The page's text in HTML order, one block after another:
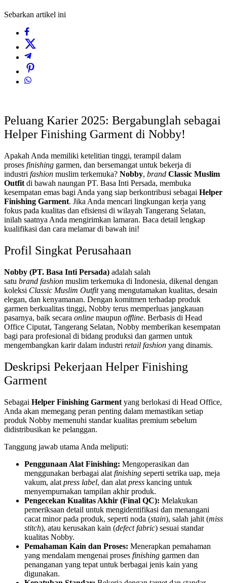
Sebarkan artikel ini
Peluang Karier 2025: Bergabunglah sebagai
Helper Finishing Garment di Nobby!
Apakah Anda memiliki ketelitian tinggi, terampil dalam
proses finishing garmen, dan bersemangat untuk bekerja di
industri fashion muslim terkemuka? Nobby, brand Classic Muslim
Outfit di bawah naungan PT. Basa Inti Persada, membuka
kesempatan emas bagi Anda yang siap berkontribusi sebagai Helper
Finishing Garment. Jika Anda mencari lingkungan kerja yang
fokus pada kualitas dan efisiensi di wilayah Tangerang Selatan,
inilah saatnya Anda mengirimkan lamaran. Baca detail lengkap
kualifikasi dan cara melamar di bawah ini!
Profil Singkat Perusahaan
Nobby (PT. Basa Inti Persada) adalah salah
satu brand fashion muslim terkemuka di Indonesia, dikenal dengan
koleksi Classic Muslim Outfityang mengutamakan kualitas, desain
elegan, dan kenyamanan. Dengan komitmen terhadap produk
garmen berkualitas tinggi, Nobby terus memperluas jangkauan
pasarnya, baik secara online maupun offline. Berbasis di Head
Office Ciputat, Tangerang Selatan, Nobby memberikan kesempatan
bagi para profesional di bidang produksi dan garmen untuk
mengembangkan karir dalam industri retail fashion yang dinamis.
Deskripsi Pekerjaan Helper Finishing
Garment
Sebagai Helper Finishing Garment yang berlokasi di Head Office,
Anda akan memegang peran penting dalam memastikan setiap
produk Nobby memenuhi standar kualitas premium sebelum
didistribusikan ke pelanggan.
Tanggung jawab utama Anda meliputi:
Penggunaan Alat Finishing: Mengoperasikan dan
menggunakan berbagai alat finishing seperti setrika uap, meja
vakum, alat press label, dan alat press kancing untuk
menyempurnakan tampilan akhir produk.
Pengecekan Kualitas Akhir (Final QC): Melakukan
pemeriksaan detail untuk mengidentifikasi dan menangani
cacat minor pada produk, seperti noda (stain), salah jahit (miss
stitch), atau kerusakan kain (defect fabric) sesuai standar
kualitas Nobby.
Pemahaman Kain dan Proses: Menerapkan pemahaman
yang mendalam mengenai proses finishing garmen dan
penanganan yang tepat untuk berbagai jenis kain yang
digunakan.